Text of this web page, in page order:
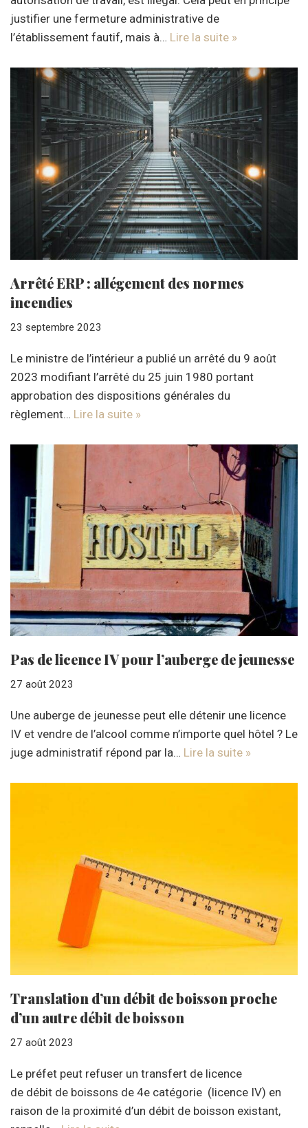
justifier une fermeture administrative de
l’établissement fautif, mais à… Lire la suite »
Arrêté ERP : allégement des normes
incendies
23 septembre 2023
Le ministre de l’intérieur a publié un arrêté du 9 août
2023 modifiant l’arrêté du 25 juin 1980 portant
approbation des dispositions générales du
règlement… Lire la suite »
Pas de licence IV pour l’auberge de jeunesse
27 août 2023
Une auberge de jeunesse peut elle détenir une licence
IV et vendre de l’alcool comme n’importe quel hôtel ? Le
juge administratif répond par la… Lire la suite »
Translation d’un débit de boisson proche
d’un autre débit de boisson
27 août 2023
Le préfet peut refuser un transfert de licence
de débit de boissons de 4e catégorie (licence IV) en
raison de la proximité d’un débit de boisson existant,